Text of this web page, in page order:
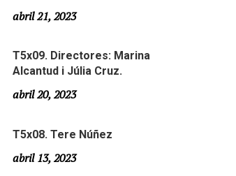
abril 21, 2023
T5x09. Directores: Marina
Alcantud i Júlia Cruz.
abril 20, 2023
T5x08. Tere Núñez
abril 13, 2023
Email:slsmonty@gmail.com